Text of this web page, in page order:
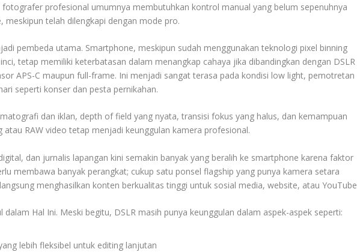
fotografer profesional umumnya membutuhkan kontrol manual yang belum sepenuhnya
meskipun telah dilengkapi dengan mode pro.
pembeda utama. Smartphone, meskipun sudah menggunakan teknologi pixel binning
tetap memiliki keterbatasan dalam menangkap cahaya jika dibandingkan dengan DSLR
APS-C maupun full-frame. Ini menjadi sangat terasa pada kondisi low light, pemotretan
seperti konser dan pesta pernikahan.
dan iklan, depth of field yang nyata, transisi fokus yang halus, dan kemampuan
RAW video tetap menjadi keunggulan kamera profesional.
dan jurnalis lapangan kini semakin banyak yang beralih ke smartphone karena faktor
membawa banyak perangkat; cukup satu ponsel flagship yang punya kamera setara
menghasilkan konten berkualitas tinggi untuk sosial media, website, atau
dalam Hal Ini. Meski begitu, DSLR masih punya keunggulan dalam aspek-aspek seperti:
lebih fleksibel untuk editing lanjutan